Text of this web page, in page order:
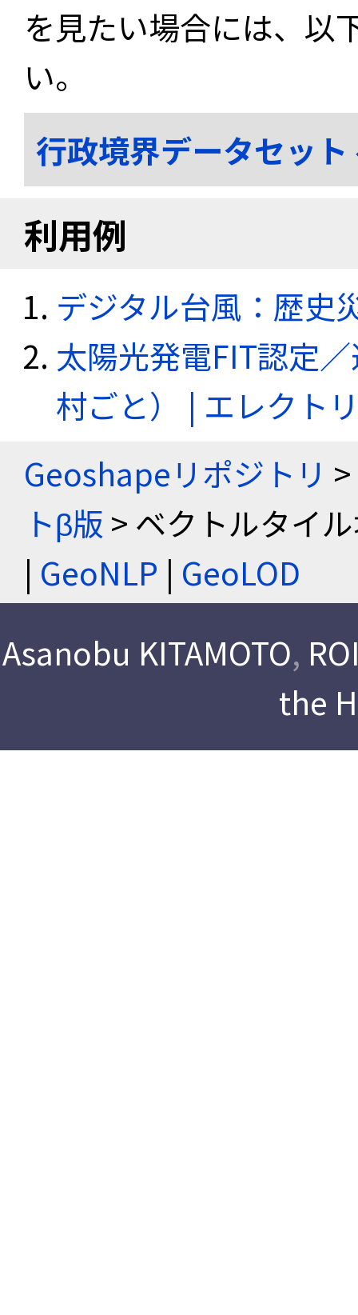
を見たい場合には、以
い。
行政境界データセッ
利用例
デジタル台風：歴史
太陽光発電FIT認定
村ごと） | エレクト
Geoshapeリポジトリ >
トβ版 > ベクトルタイ
| GeoNLP | GeoLOD
Asanobu KITAMOTO,
the